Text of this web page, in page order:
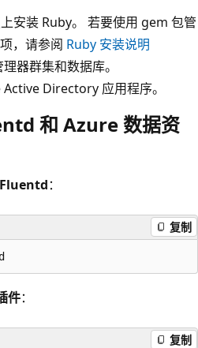
安装 Ruby。 若要使用 gem 包管
，请参阅 Ruby 安装说明
器群集和数据库。
Directory 应用程序。
和 Azure 数据资
：
复制
件：
复制